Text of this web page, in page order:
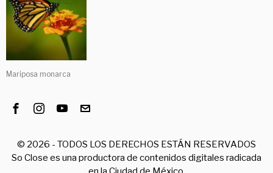
Mariposa monarca
© 2026 - TODOS LOS DERECHOS ESTÁN RESERVADOS
So Close es una productora de contenidos digitales radicada